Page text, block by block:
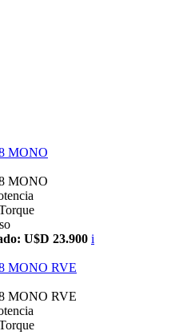
MONO
MONO
U$D 23.900 i
MONO RVE
MONO RVE